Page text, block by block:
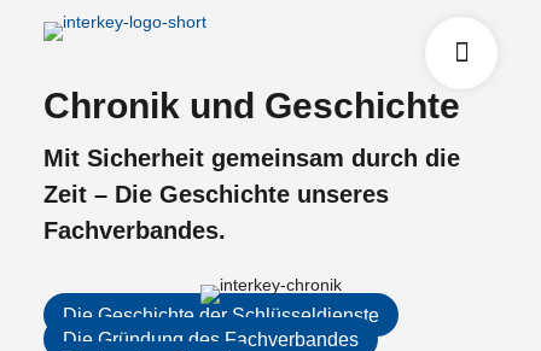
Chronik und Geschichte
Mit Sicherheit gemeinsam durch die
Zeit – Die Geschichte unseres
Fachverbandes.
Die Geschichte der Schlüsseldienste
Die Gründung des Fachverbandes